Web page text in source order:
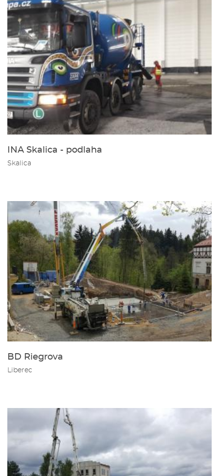
INA Skalica - podlaha
Skalica
BD Riegrova
Liberec